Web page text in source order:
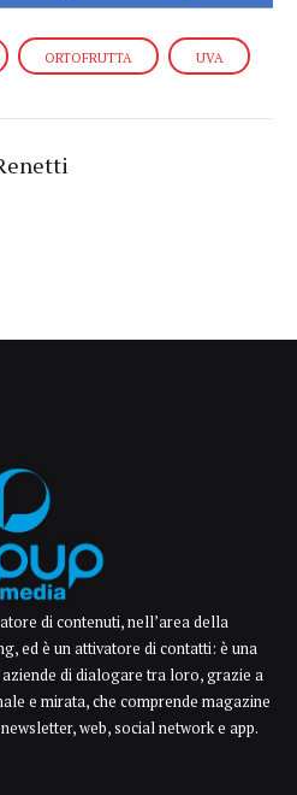
ORTOFRUTTA UVA
di contenuti, nell’area della
ed è un attivatore di contatti: è una
di dialogare tra loro, grazie a
e mirata, che comprende magazine
web, social network e app.